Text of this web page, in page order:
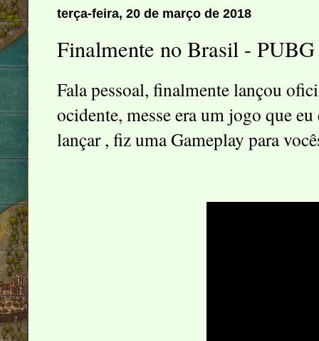
terça-feira, 20 de março de 2018
Finalmente no Brasil -
Fala pessoal, finalmente lançou
ocidente, messe era um jogo que
lançar , fiz uma Gameplay para